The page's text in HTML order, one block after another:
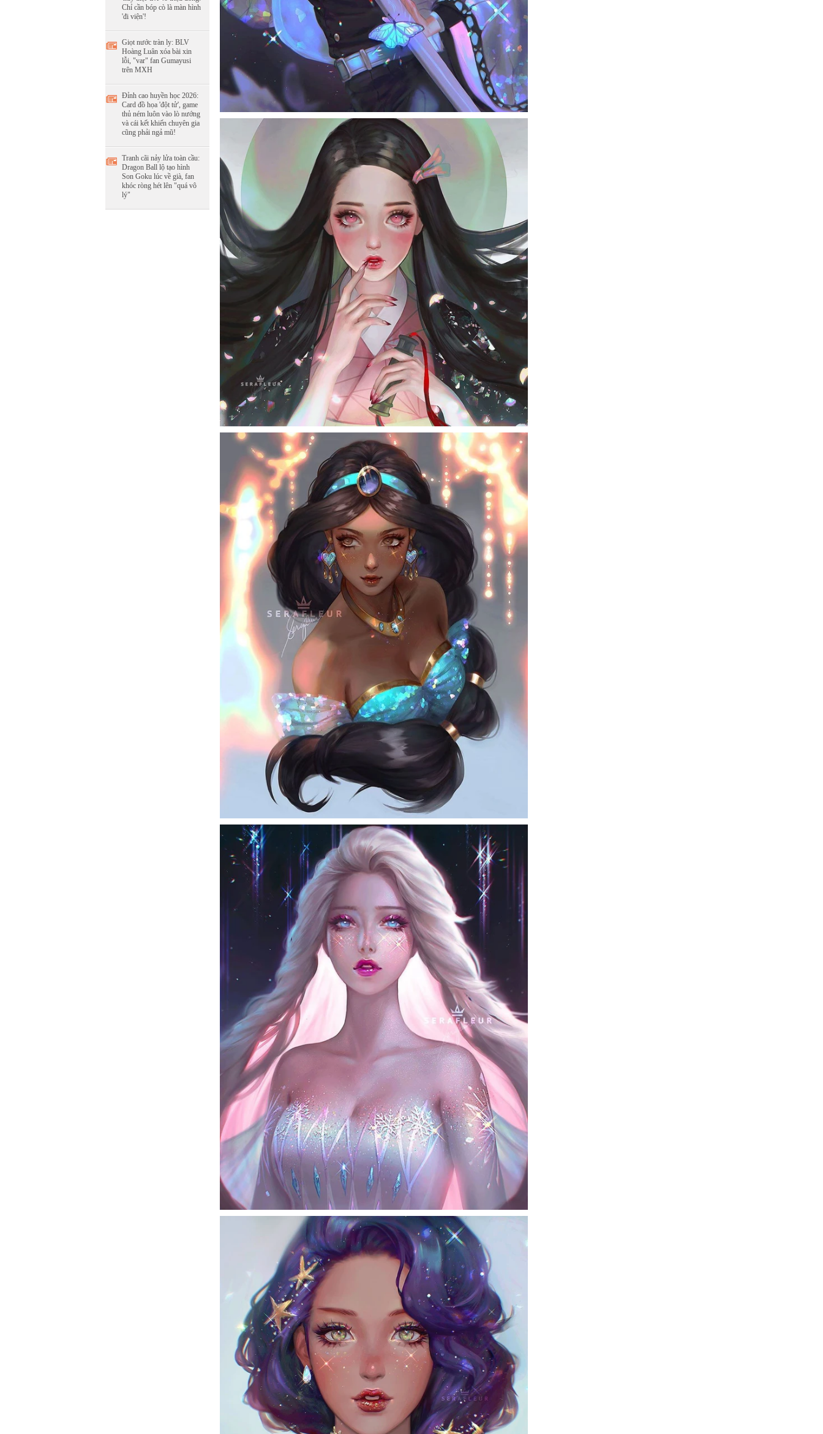
Chỉ cần bóp cò là màn hình
'đi viện'!
Giọt nước tràn ly: BLV
Hoàng Luân xóa bài xin
lỗi, "var" fan Gumayusi
trên MXH
Đỉnh cao huyền học 2026:
Card đồ họa 'đột tử', game
thủ ném luôn vào lò nướng
và cái kết khiến chuyên gia
cũng phải ngả mũ!
Tranh cãi nảy lửa toàn cầu:
Dragon Ball lộ tạo hình
Son Goku lúc về già, fan
khóc ròng hét lên "quá vô
lý"